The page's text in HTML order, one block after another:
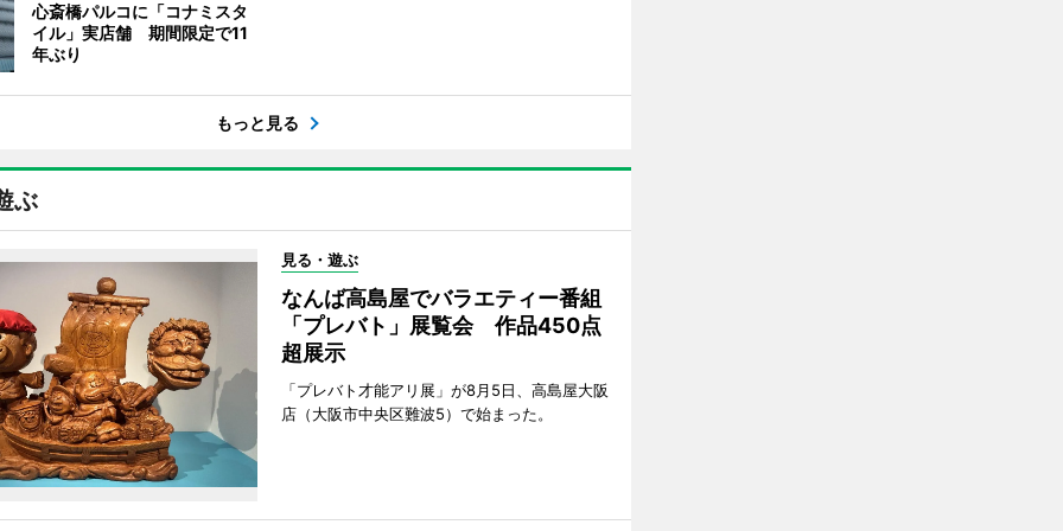
心斎橋パルコに「コナミスタ
イル」実店舗 期間限定で11
年ぶり
もっと見る
ぶ
見る・遊ぶ
なんば高島屋でバラエティー番組
「プレバト」展覧会 作品450点
超展示
「プレバト才能アリ展」が8月5日、高島屋大阪
店（大阪市中央区難波5）で始まった。